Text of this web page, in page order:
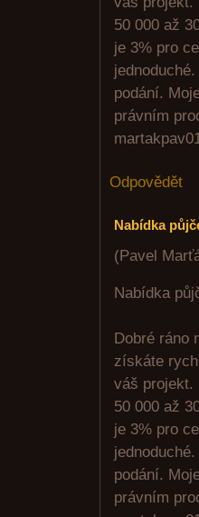
50 000 až
je 3% pro
podání.
právním
Odpovědět
Nabídka
(Pavel
Nabídka
Dobré ráno
získáte
váš projekt.
50 000 až
je 3% pro
podání.
právním